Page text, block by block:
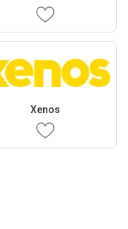
Xenos